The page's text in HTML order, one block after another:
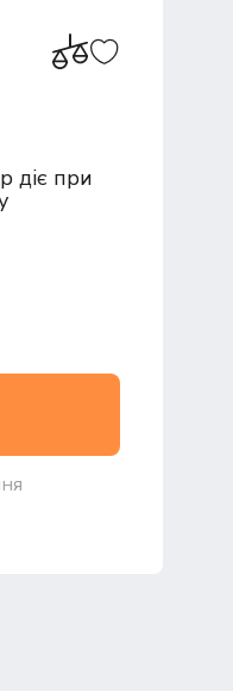
діє при